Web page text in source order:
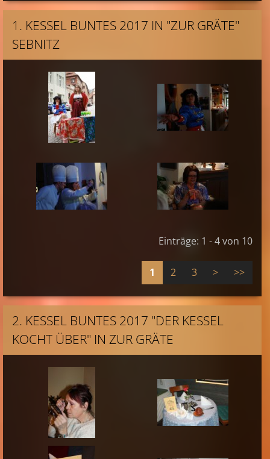
1. KESSEL BUNTES 2017 IN "ZUR GRÄTE"
SEBNITZ
Einträge: 1 - 4 von 10
1 2 3 > >>
2. KESSEL BUNTES 2017 "DER KESSEL
KOCHT ÜBER" IN ZUR GRÄTE